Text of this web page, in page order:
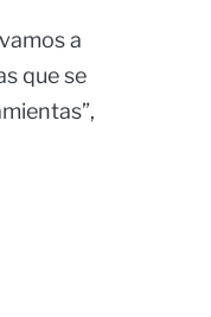
a
que se